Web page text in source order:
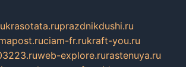
krasotata.ruprazdnikdushi.ru
ciam-fr.rukraft-you.ru
web-explore.rurastenuya.ru